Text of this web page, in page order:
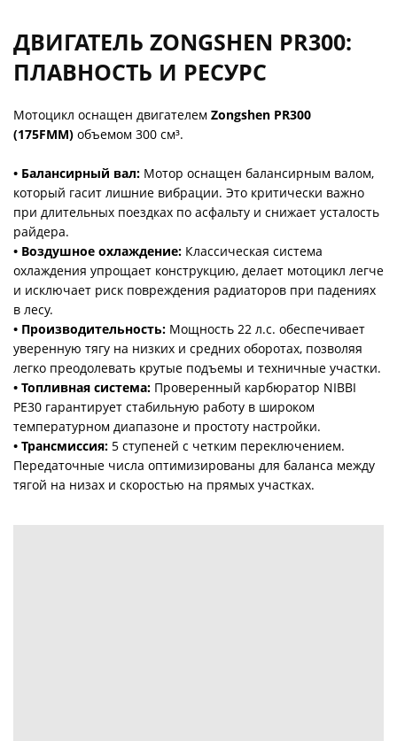
ДВИГАТЕЛЬ ZONGSHEN PR300:
ПЛАВНОСТЬ И РЕСУРС
Мотоцикл оснащен двигателем Zongshen PR300
(175FMM) объемом 300 см³.
• Балансирный вал: Мотор оснащен балансирным валом,
который гасит лишние вибрации. Это критически важно
при длительных поездках по асфальту и снижает усталость
райдера.
• Воздушное охлаждение: Классическая система
охлаждения упрощает конструкцию, делает мотоцикл легче
и исключает риск повреждения радиаторов при падениях
в лесу.
• Производительность: Мощность 22 л.с. обеспечивает
уверенную тягу на низких и средних оборотах, позволяя
легко преодолевать крутые подъемы и техничные участки.
• Топливная система: Проверенный карбюратор NIBBI
PE30 гарантирует стабильную работу в широком
температурном диапазоне и простоту настройки.
• Трансмиссия: 5 ступеней с четким переключением.
Передаточные числа оптимизированы для баланса между
тягой на низах и скоростью на прямых участках.